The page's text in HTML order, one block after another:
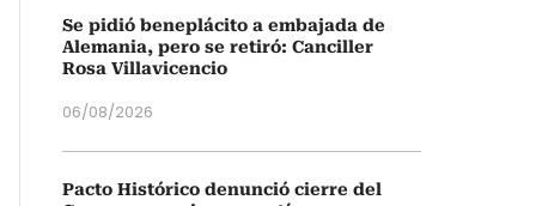
Se pidió beneplácito a embajada de
Alemania, pero se retiró: Canciller
Rosa Villavicencio
06/08/2026
Pacto Histórico denunció cierre del